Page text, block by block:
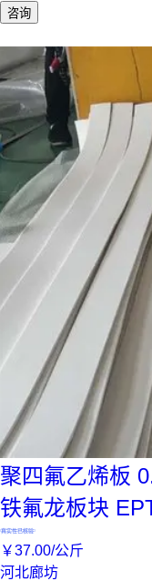
咨询
聚四氟乙烯板
铁氟龙板块
真实性已核验
￥37.00/公斤
河北廊坊